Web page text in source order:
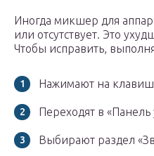
Иногда микшер для
или отсутствует. Это
Чтобы исправить,
Нажимают на
Переходят в «Панель
Выбирают раздел